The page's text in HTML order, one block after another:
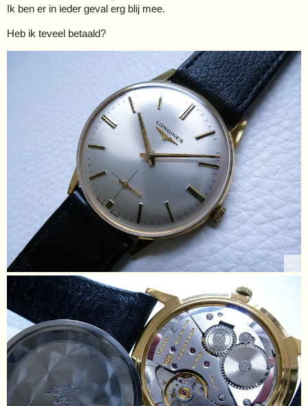
Ik ben er in ieder geval erg blij mee.
Heb ik teveel betaald?